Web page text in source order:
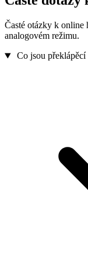
Časté otázky k online
analogovém režimu.
Co jsou